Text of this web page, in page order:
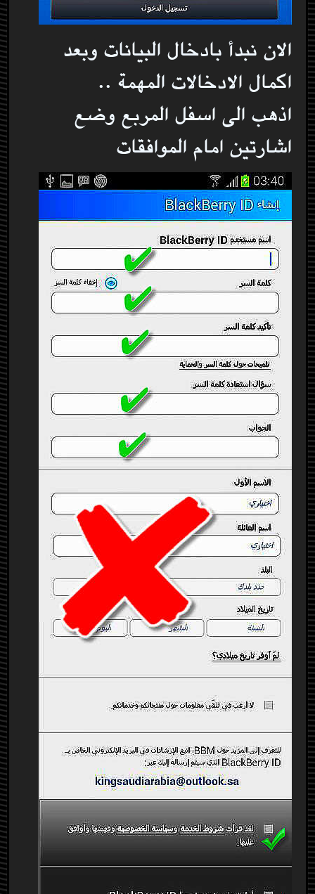
الان نبدأ بادخال البيانات وبعد
اكمال الادخالات المهمة ..
اذهب الى اسفل المربع وضع
اشارتين امام الموافقات